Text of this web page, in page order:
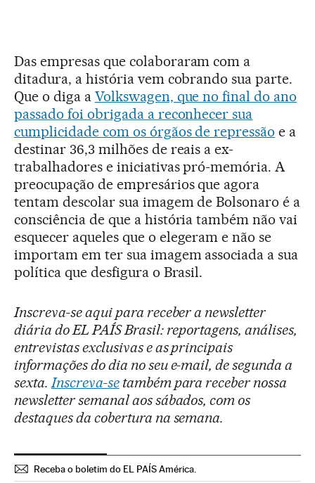
Das empresas que colaboraram com a
ditadura, a história vem cobrando sua parte.
Que o diga a Volkswagen, que no final do ano
passado foi obrigada a reconhecer sua
cumplicidade com os órgãos de repressão e a
destinar 36,3 milhões de reais a ex-
trabalhadores e iniciativas pró-memória. A
preocupação de empresários que agora
tentam descolar sua imagem de Bolsonaro é a
consciência de que a história também não vai
esquecer aqueles que o elegeram e não se
importam em ter sua imagem associada a sua
política que desfigura o Brasil.
Inscreva-se aqui para receber a newsletter
diária do EL PAÍS Brasil: reportagens, análises,
entrevistas exclusivas e as principais
informações do dia no seu e-mail, de segunda a
sexta.Inscreva-setambém para receber nossa
newsletter semanal aos sábados, com os
destaques da cobertura na semana.
Receba o boletim do EL PAÍS América.